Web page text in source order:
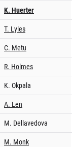
K. Huerter
T. Lyles
C. Metu
R. Holmes
K. Okpala
A. Len
M. Dellavedova
M. Monk